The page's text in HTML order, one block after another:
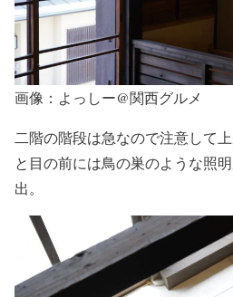
画像：よっしー@関西グルメ
二階の階段は急なので注意して
と目の前には鳥の巣のような照
出。